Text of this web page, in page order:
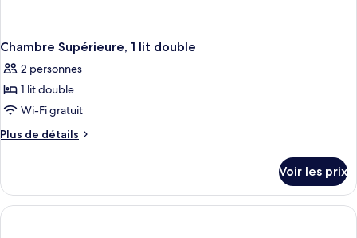
Chambre Supérieure, 1 lit double
2 personnes
1 lit double
Wi-Fi gratuit
Plus de détails
Plus
le
type
de
Voir les prix